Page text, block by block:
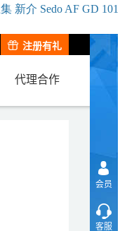
集 新介 Sedo AF GD 101